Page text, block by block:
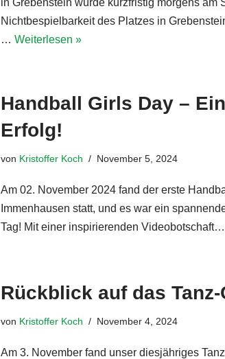
Nichtbespielbarkeit des Platzes in
…Weiterlesen »
Handball Girls Day –
Erfolg!
von Kristoffer Koch November 5, 2024
Am 02. November 2024 fand der erste
Immenhausen statt, und es war ein
Tag! Mit einer inspirierenden
Rückblick auf das Tanz-
von Kristoffer Koch November 4, 2024
Am 3. November fand unser diesjähriges